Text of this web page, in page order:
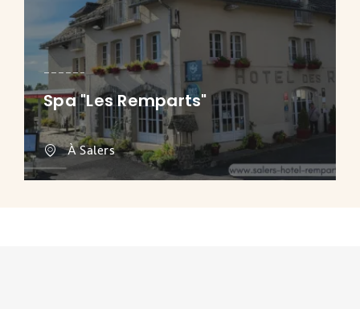
Spa "Les Remparts"
À Salers